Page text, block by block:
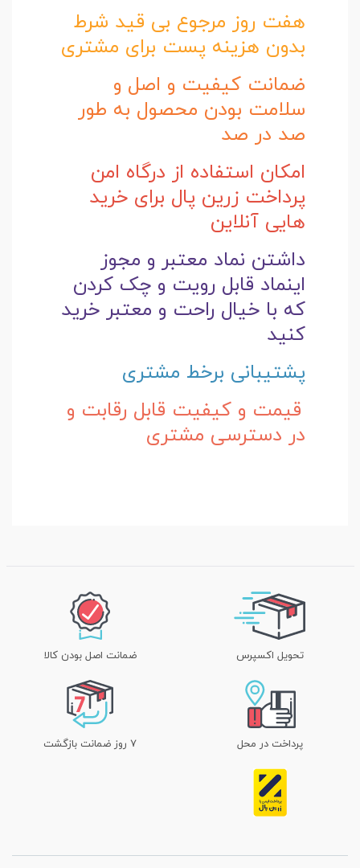
هفت روز مرجوع بی قید شرط
بدون هزینه پست برای مشتری
ضمانت کیفیت و اصل و
سلامت بودن محصول به طور
صد در صد
امکان استفاده از درگاه امن
پرداخت زرین پال برای خرید
هایی آنلاین
داشتن نماد معتبر و مجوز
اینماد قابل رویت و چک کردن
که با خیال راحت و معتبر خرید
کنید
پشتیبانی برخط مشتری
قیمت و کیفیت قابل رقابت و
در دسترسی مشتری
تحویل اکسپرس ضمانت اصل بودن کالا
پرداخت در محل ۷ روز ضمانت بازگشت